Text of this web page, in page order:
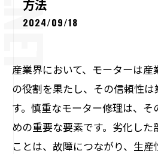
方法
2024/09/18
産業界において、モーターは
の役割を果たし、その信頼性
す。慎重なモーター修理は、
めの重要な要素です。劣化し
ことは、故障につながり、生